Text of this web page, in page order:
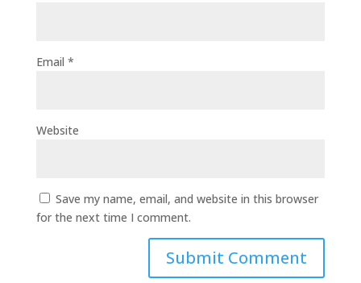
Email *
Website
Save my name, email, and website in this browser
for the next time I comment.